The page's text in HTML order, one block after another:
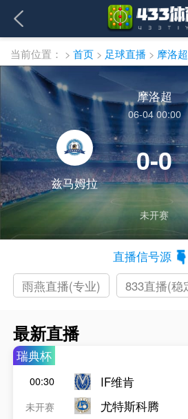
当前位置： > 首页 > 足球直播 > 摩洛
摩洛超
06-04 00:00
兹马姆拉
0-0
未开赛
直播信号源
雨燕直播(专业)
833直播(稳
最新直播
瑞典杯
00:30
未开赛
IF维肯
尤特斯科腾